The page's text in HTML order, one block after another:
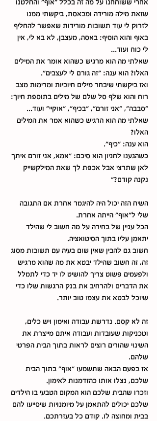
אחרי ששוחחנו על מה זה בכלל "אוף" והחלטנו
שזאת מילה מורידה ומבאסת, ביקשתי ממנו
לזרוק לי עוד תשובות מורידות שאפשר להחליף
באוף והוא הוסיף: באסה, מעצבן, לא בא לי, אין
לי כוח ועוד...
שאלתי מה הוא מרגיש כשהוא אומר את המילים
האלו? הוא ענה: "זה גורם לי לעצבים".
ואז ביקשתי שיבחר מילים חיוביות ומרימות מצב
רוח והוא שלף סל שלם של מילים בתוספת חיוך:
"סבבה", "אני זורם", "בכיף", "אוקיי" ועוד...
שאלתי מה הוא הרגיש כשהוא אמר את המילים
האלו?
הוא ענה: "כיף".
כשהגענו לחניון הוא סיכם: "אמא, אני זורם איתך
לאן שתרצי אבל אכפת לך שאת המילקשייק
נקנה קודם?"
השיח הזה יכול היה להיגמר אחרת אם התגובה
שלי ל"אוף" הייתה אחרת.
הכל עניין של בחירה על מה חשוב לי שהילד
יתאמן עליו בתוך הסיטואציה.
חשוב גם להבין שאין שום בעיה עם תשובות מסוג
זה, זה חשוב שהילד יבטא את מה שהוא מרגיש
ולפעמים פשוט צריך להושיט לו יד כדי לתמלל
את הדברים ולהרחיב את בנק הרגשות שלו כדי
שיוכל לבטא את עצמו טוב יותר.
זה לא קסם. נדרשת עבודה ואימון ויש כלים,
וטכניקות שעובדות ועבודה איתם מייצרת את
השינוי שהורים רוצים לראות בתוך הבית הפרטי
שלהם.
אז בפעם הבאה שתשמעו "אוף" בתוך הבית
שלכם, נצלו אותו כהזדמנות לאימון.
וזכרו שהבית שלכם הוא המקום הטבעי בו הילדים
שלכם יכולים להתאמן על מיומנויות שיסייעו להם
בבית ומחוצה לו. קודם כל בעזרתכם.